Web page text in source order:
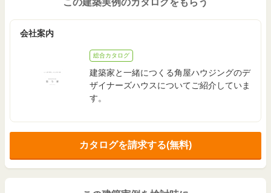
この建築実例のカタログをもらう
会社案内
総合カタログ
建築家と一緒につくる角屋ハウジングのデ
ザイナーズハウスについてご紹介していま
す。
カタログを請求する(無料)